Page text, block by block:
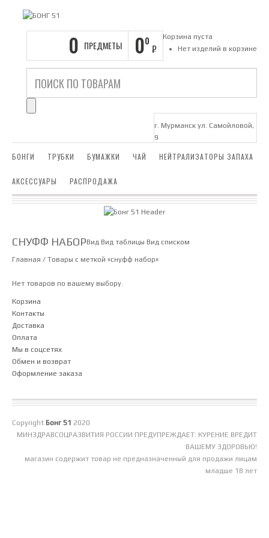
0 ПРЕДМЕТЫ 00
₽
Корзина пуста
Нет изделий в корзине
г. Мурманск ул. Самойловой,
9
БОНГИ ТРУБКИ БУМАЖКИ ЧАЙ НЕЙТРАЛИЗАТОРЫ ЗАПАХА
АКСЕССУАРЫ РАСПРОДАЖА
СНУФФ НАБОРВид Вид таблицы Вид списком
Главная / Товары с меткой «снуфф набор»
Нет товаров по вашему выбору.
Корзина
Контакты
Доставка
Оплата
Мы в соцсетях
Обмен и возврат
Оформление заказа
Copyright Бонг 51 2020
МИНЗДРАВСОЦРАЗВИТИЯ РОССИИ ПРЕДУПРЕЖДАЕТ: КУРЕНИЕ ВРЕДИТ
ВАШЕМУ ЗДОРОВЬЮ!
магазин содержит товар не предназначенный для продажи лицам
младше 18 лет